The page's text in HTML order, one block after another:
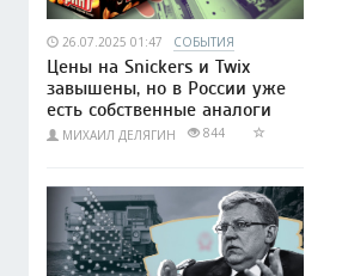
26.07.2025 01:47 СОБЫТИЯ
Цены на Snickers и Twix
завышены, но в России уже
есть собственные аналоги
МИХАИЛ ДЕЛЯГИН 844